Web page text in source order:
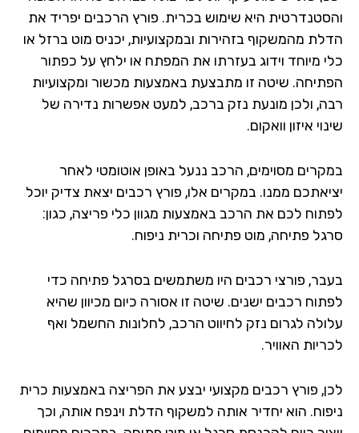
היא שימוש בכרית. פורץ הרכבים יפריד את
מהמשקוף בזהירות ובמקצועיות, יכניס מוט ברזל או
מיוחד וידוג בעזרתו את המפתח או ילחץ על כפתור
שיטה זו מתבצעת באמצעות מכשור ומקצועיות
ולכן מונעת נזק ברכב, למעט אפשרות נדירה של
איזון וואקום.
מסוימים, הרכב ננעל באופן אוטומטי לאחר
ממנו. במקרים אלו, פורץ רכבים יצאת צדיק יוכל
לכם את הרכב באמצעות מגוון כלי פריצה, כגון:
פתיחה, מוט פתיחה וכרית ניפוח.
פורצי רכבים היו משתמשים בסרגל פתיחה כדי
רכבים ישנים. שיטה זו אסורה כיום מכיוון שהיא
לגרום נזק לחיווט הרכב, לחלונות החשמל ואף
האוויר.
פורץ רכבים מקצועי יבצע את הפריצה באמצעות כרית
הוא יחדיר אותה למשקוף הדלת וינפח אותה, וכך